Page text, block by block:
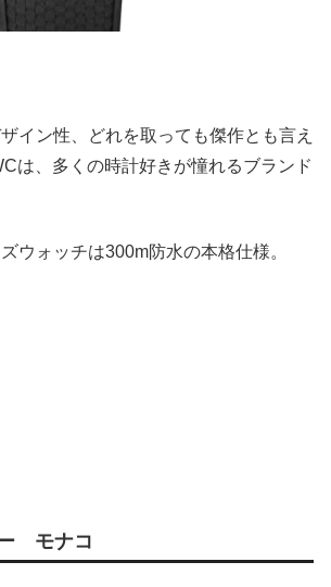
イン性、どれを取っても傑作とも言え
は、多くの時計好きが憧れるブランド
ウォッチは300m防水の本格仕様。
モナコ